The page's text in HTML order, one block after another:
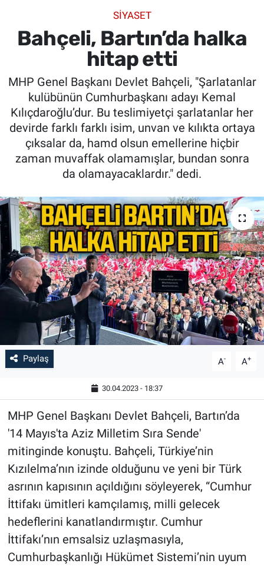
SİYASET
Bahçeli, Bartın’da halka
hitap etti
MHP Genel Başkanı Devlet Bahçeli, "Şarlatanlar
kulübünün Cumhurbaşkanı adayı Kemal
Kılıçdaroğlu’dur. Bu teslimiyetçi şarlatanlar her
devirde farklı farklı isim, unvan ve kılıkta ortaya
çıksalar da, hamd olsun emellerine hiçbir
zaman muvaffak olamamışlar, bundan sonra
da olamayacaklardır." dedi.
Paylaş A- A+
30.04.2023 - 18:37
MHP Genel Başkanı Devlet Bahçeli, Bartın’da
'14 Mayıs'ta Aziz Milletim Sıra Sende'
mitinginde konuştu. Bahçeli, Türkiye’nin
Kızılelma’nın izinde olduğunu ve yeni bir Türk
asrının kapısının açıldığını söyleyerek, “Cumhur
İttifakı ümitleri kamçılamış, milli gelecek
hedeflerini kanatlandırmıştır. Cumhur
İttifakı’nın emsalsiz uzlaşmasıyla,
Cumhurbaşkanlığı Hükümet Sistemi’nin uyum
SAĞLIK